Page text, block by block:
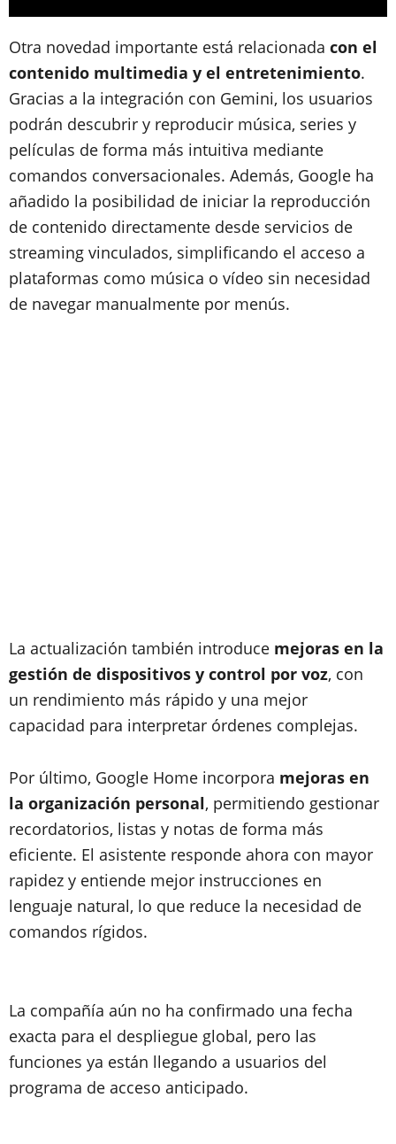
Otra novedad importante está relacionada con el
contenido multimedia y el entretenimiento.
Gracias a la integración con Gemini, los usuarios
podrán descubrir y reproducir música, series y
películas de forma más intuitiva mediante
comandos conversacionales. Además, Google ha
añadido la posibilidad de iniciar la reproducción
de contenido directamente desde servicios de
streaming vinculados, simplificando el acceso a
plataformas como música o vídeo sin necesidad
de navegar manualmente por menús.
La actualización también introduce mejoras en la
gestión de dispositivos y control por voz, con
un rendimiento más rápido y una mejor
capacidad para interpretar órdenes complejas.
Por último, Google Home incorpora mejoras en
la organización personal, permitiendo gestionar
recordatorios, listas y notas de forma más
eficiente. El asistente responde ahora con mayor
rapidez y entiende mejor instrucciones en
lenguaje natural, lo que reduce la necesidad de
comandos rígidos.
La compañía aún no ha confirmado una fecha
exacta para el despliegue global, pero las
funciones ya están llegando a usuarios del
programa de acceso anticipado.